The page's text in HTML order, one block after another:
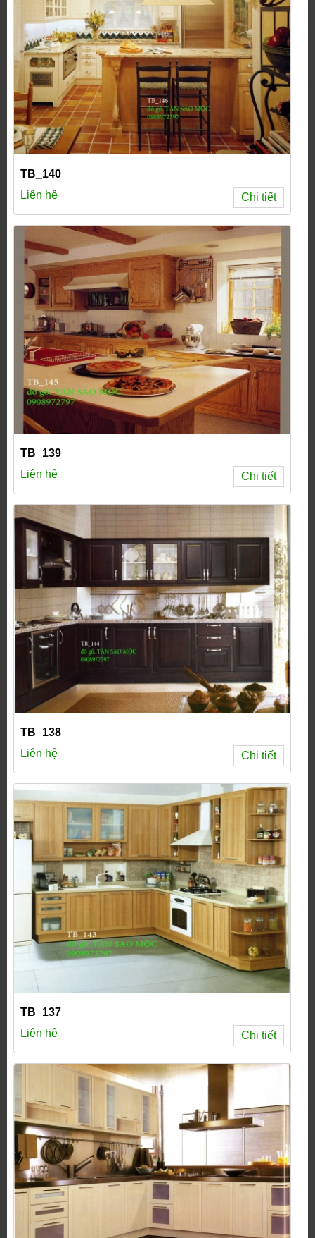
TB_140
Liên hệ
Chi tiết
TB_139
Liên hệ
Chi tiết
TB_138
Liên hệ
Chi tiết
TB_137
Liên hệ
Chi tiết